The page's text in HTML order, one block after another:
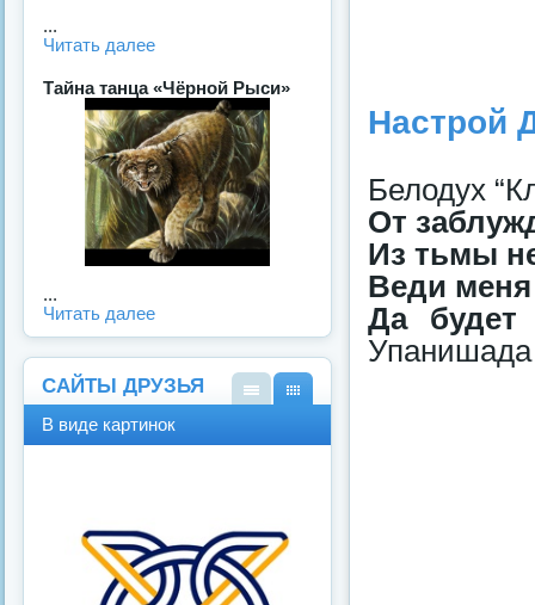
Настрой
Белодух
От
Из тьмы
Веди
Да
Упанишада
...
Читать далее
Тайна танца «Чёрной Рыси»
...
Читать далее
САЙТЫ ДРУЗЬЯ
В виде картинок